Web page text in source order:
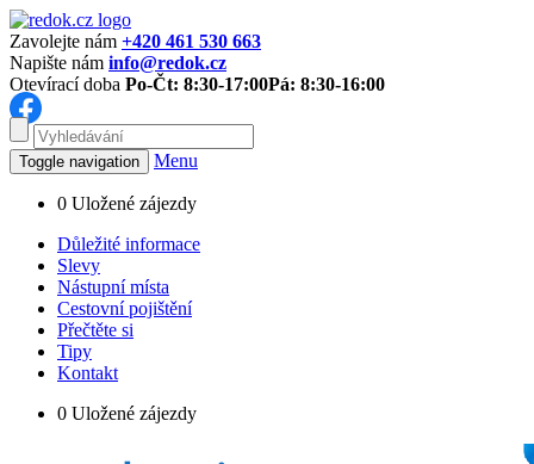
Zavolejte nám +420 461 530 663
Napište nám info@redok.cz
Otevírací doba Po-Čt: 8:30-17:00Pá: 8:30-16:00
Toggle navigation Menu
0 Uložené zájezdy
Důležité informace
Slevy
Nástupní místa
Cestovní pojištění
Přečtěte si
Tipy
Kontakt
0 Uložené zájezdy